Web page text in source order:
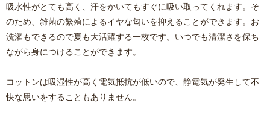
吸水性がとても高く、汗をかいてもすぐに吸い取ってくれます。そ
のため、雑菌の繁殖によるイヤな匂いを抑えることができます。お
洗濯もできるので夏も大活躍する一枚です。いつでも清潔さを保ち
ながら身につけることができます。
コットンは吸湿性が高く電気抵抗が低いので、静電気が発生して不
快な思いをすることもありません。